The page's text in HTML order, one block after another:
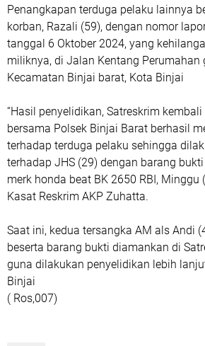
Penangkapan terduga pelaku lainnya
korban, Razali (59), dengan nomor
tanggal 6 Oktober 2024, yang
miliknya, di Jalan Kentang Perumahan
Kecamatan Binjai barat, Kota Binjai
“Hasil penyelidikan, Satreskrim
bersama Polsek Binjai Barat berhasil
terhadap terduga pelaku sehingga
terhadap JHS (29) dengan barang
merk honda beat BK 2650 RBI, Minggu
Kasat Reskrim AKP Zuhatta.
Saat ini, kedua tersangka AM als Andi
beserta barang bukti diamankan di
guna dilakukan penyelidikan lebih
Binjai
( Ros,007)